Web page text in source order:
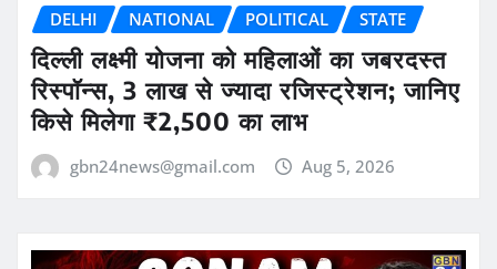
DELHI NATIONAL POLITICAL STATE
दिल्ली लक्ष्मी योजना को महिलाओं का जबरदस्त
रिस्पॉन्स, 3 लाख से ज्यादा रजिस्ट्रेशन; जानिए
किसे मिलेगा ₹2,500 का लाभ
gbn24news@gmail.com Aug 5, 2026